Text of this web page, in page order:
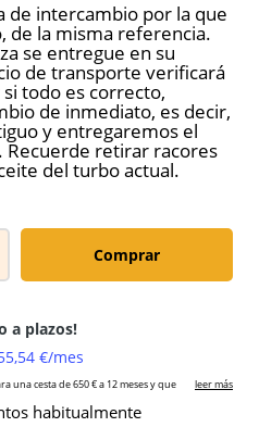
de intercambio por la que
de la misma referencia.
se entregue en su
de transporte verificará
todo es correcto,
de inmediato, es decir,
y entregaremos el
retirar racores
del turbo actual.
Comprar
habitualmente